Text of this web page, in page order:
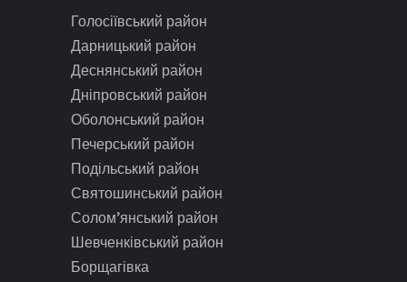
Голосіївський район
Дарницький район
Деснянський район
Дніпровський район
Оболонський район
Печерський район
Подільський район
Святошинський район
Солом’янський район
Шевченківський район
Борщагівка